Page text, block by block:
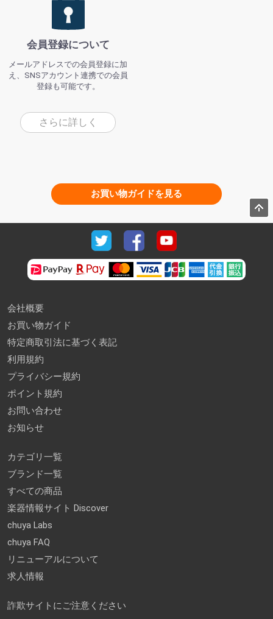
会員登録について
メールアドレスでの会員登録に加
え、SNSアカウント連携での会員
登録も可能です。
さらに詳しく
お買い物ガイドを見る
会社概要
お買い物ガイド
特定商取引法に基づく表記
利用規約
プライバシー規約
ポイント規約
お問い合わせ
お知らせ
カテゴリ一覧
ブランド一覧
すべての商品
楽器情報サイト Discover
chuya Labs
chuya FAQ
リニューアルについて
求人情報
詐欺サイトにご注意ください